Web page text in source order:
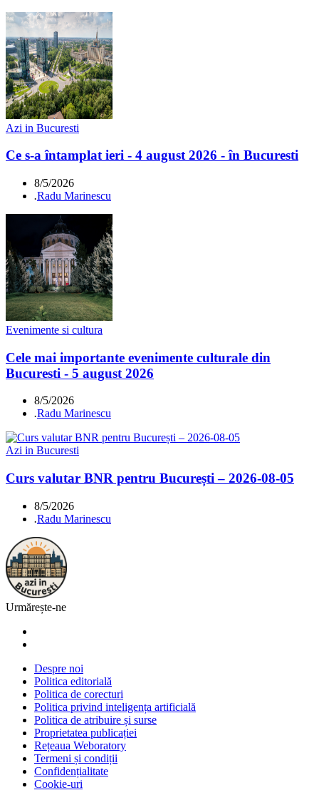
Azi in Bucuresti
Ce s-a întamplat ieri - 4 august 2026 - în Bucuresti
8/5/2026
.Radu Marinescu
Evenimente si cultura
Cele mai importante evenimente culturale din
Bucuresti - 5 august 2026
8/5/2026
.Radu Marinescu
Azi in Bucuresti
Curs valutar BNR pentru București – 2026-08-05
8/5/2026
.Radu Marinescu
Urmărește-ne
Despre noi
Politica editorială
Politica de corecturi
Politica privind inteligența artificială
Politica de atribuire și surse
Proprietatea publicației
Rețeaua Weboratory
Termeni și condiții
Confidențialitate
Cookie-uri